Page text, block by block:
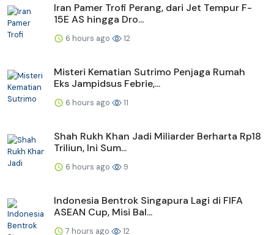
Iran Pamer Trofi Perang, dari Jet Tempur F-
15E AS hingga Dro...
6 hours ago 12
Misteri Kematian Sutrimo Penjaga Rumah
Eks Jampidsus Febrie,...
6 hours ago 11
Shah Rukh Khan Jadi Miliarder Berharta Rp18
Triliun, Ini Sum...
6 hours ago 9
Indonesia Bentrok Singapura Lagi di FIFA
ASEAN Cup, Misi Bal...
7 hours ago 12